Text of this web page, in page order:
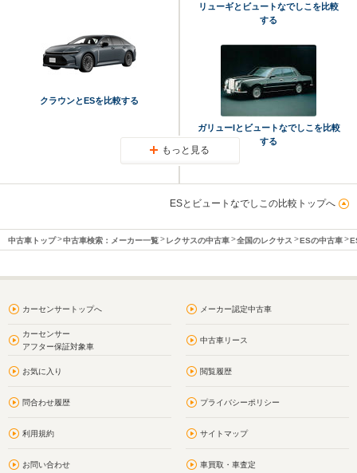
クラウンとESを比較する
リューギとビュートなでしこを比較
する
ガリューIとビュートなでしこを比較
する
もっと見る
ESとビュートなでしこの比較トップへ
中古車トップ 中古車検索：メーカー一覧 レクサスの中古車 全国のレクサス ESの中古車
カーセンサートップへ メーカー認定中古車
カーセンサー
アフター保証対象車
中古車リース
お気に入り 閲覧履歴
問合わせ履歴 プライバシーポリシー
利用規約 サイトマップ
お問い合わせ 車買取・車査定